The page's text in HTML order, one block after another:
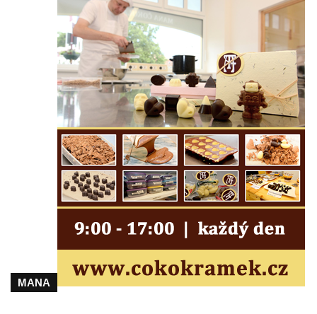
Márnice na hřbitově v Kozlech
Vesnický kostel v Reinhardtsdorfu
Kaple v Oparnu
Protestantský (evangelicko-luterský) kostel
Crostau
Kaple Nanebevstoupení Panny Marie ve
Svitavě
Výklenková kaple Piety ve Svojkově
Kostel Nejsvětější Trojice ve Velenicích
Kostel svatého Vavřince v Okounově
Kostel svatých Petra a Pavla v Semilech
Kostel Nanebevzetí Panny Marie (St. Mariä
Himmelfahrt) v Schirgiswalde
Kostel svaté Máří Magdaleny u hradu
MANA